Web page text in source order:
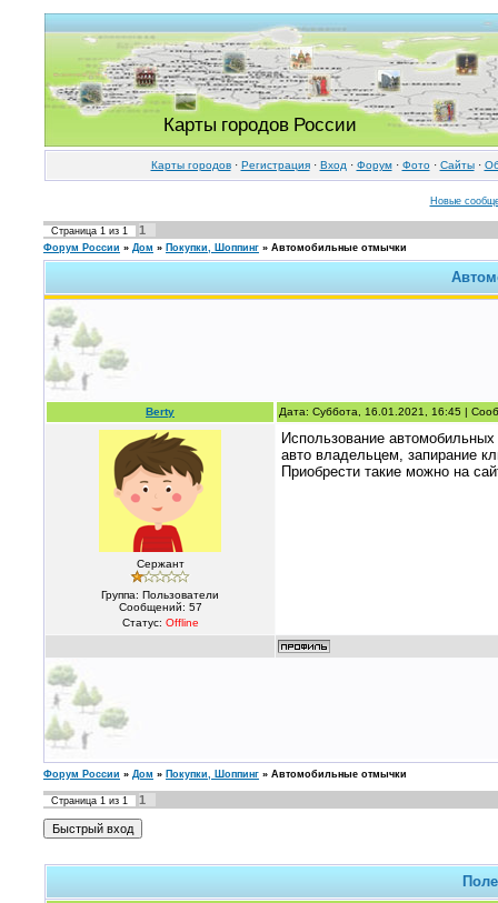
Карты городов России
Карты городов· Регистрация· Вход · Форум· Фото· Cайты·
Новые
Страница 1 из 1 1
Форум России » Дом » Покупки, Шоппинг » Автомобильные отмычки
Berty Дата: Суббота, 16.01.2021, 16:45 |
Сержант
Группа: Пользователи
Сообщений: 57
Статус: Offline
Использование
авто владельцем, запирание
Приобрести такие можно на
Форум России » Дом » Покупки, Шоппинг » Автомобильные отмычки
Страница 1 из 1 1